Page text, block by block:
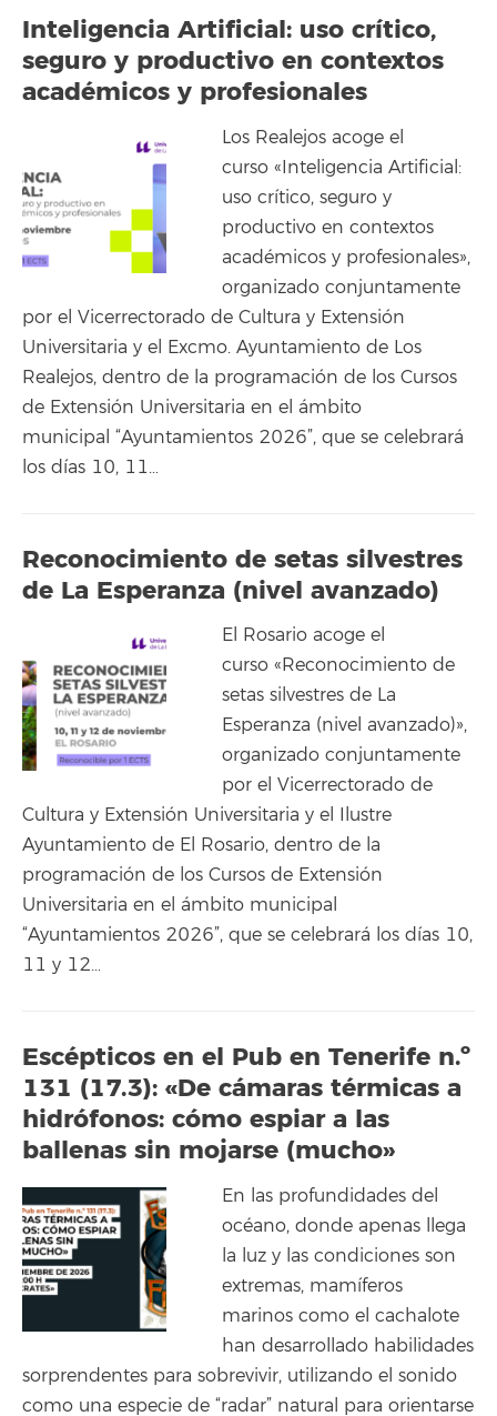
Inteligencia Artificial: uso crítico,
seguro y productivo en contextos
académicos y profesionales
Los Realejos acoge el
curso «Inteligencia Artificial:
uso crítico, seguro y
productivo en contextos
académicos y profesionales»,
organizado conjuntamente
por el Vicerrectorado de Cultura y Extensión
Universitaria y el Excmo. Ayuntamiento de Los
Realejos, dentro de la programación de los Cursos
de Extensión Universitaria en el ámbito
municipal “Ayuntamientos 2026”, que se celebrará
los días 10, 11…
Reconocimiento de setas silvestres
de La Esperanza (nivel avanzado)
El Rosario acoge el
curso «Reconocimiento de
setas silvestres de La
Esperanza (nivel avanzado)»,
organizado conjuntamente
por el Vicerrectorado de
Cultura y Extensión Universitaria y el Ilustre
Ayuntamiento de El Rosario, dentro de la
programación de los Cursos de Extensión
Universitaria en el ámbito municipal
“Ayuntamientos 2026”, que se celebrará los días 10,
11 y 12…
Escépticos en el Pub en Tenerife n.º
131 (17.3): «De cámaras térmicas a
hidrófonos: cómo espiar a las
ballenas sin mojarse (mucho»
En las profundidades del
océano, donde apenas llega
la luz y las condiciones son
extremas, mamíferos
marinos como el cachalote
han desarrollado habilidades
sorprendentes para sobrevivir, utilizando el sonido
como una especie de “radar” natural para orientarse